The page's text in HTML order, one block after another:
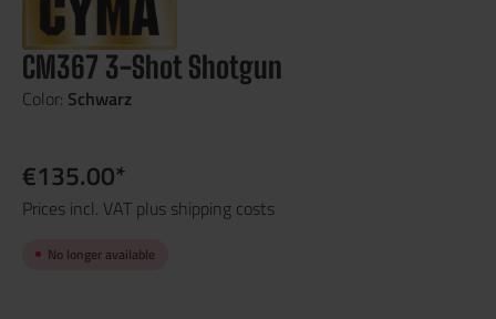
CM367 3-Shot Shotgun
Color: Schwarz
€135.00*
Prices incl. VAT plus shipping costs
No longer available